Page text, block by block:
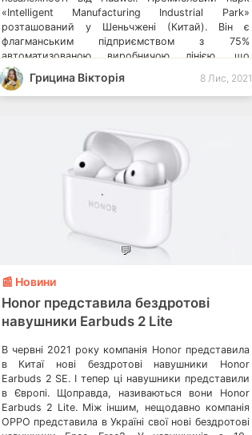
«Intelligent Manufacturing Industrial Park»
розташований у Шеньчжені (Китай). Він є
флагманським підприємством з 75%
автоматизованою виробничою лінією, що
дозволяє виробляти один пристрій кожні 28.5 с.
Новий виробничий майданчик також
займатиметься контролем якості, сертифікацією
Грицина Вікторія 8 Лис, 2021
💬
📰 Новини
Honor представила бездротові
навушники Earbuds 2 Lite
В червні 2021 року компанія Honor представила
в Китаї нові бездротові навушники Honor
Earbuds 2 SE. І тепер ці навушники представили
в Європі. Щоправда, називаються вони Honor
Earbuds 2 Lite. Між іншим, нещодавно компанія
OPPO представила в Україні свої нові бездротові